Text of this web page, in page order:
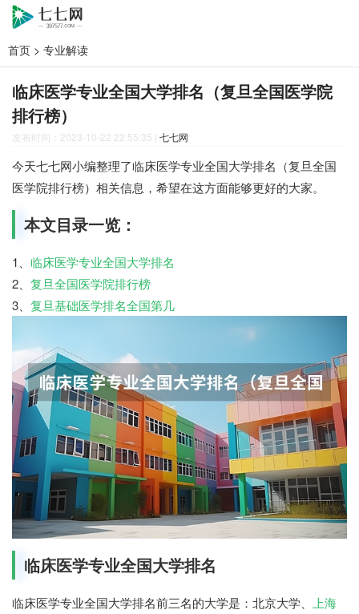
首页 > 专业解读
临床医学专业全国大学排名（复旦全国医学院
排行榜）
发布时间：2023-10-22 22:55:35 | 七七网
今天七七网小编整理了临床医学专业全国大学排名（复旦全国
医学院排行榜）相关信息，希望在这方面能够更好的大家。
本文目录一览：
1、 临床医学专业全国大学排名
2、 复旦全国医学院排行榜
3、 复旦基础医学排名全国第几
临床医学专业全国大学排名
临床医学专业全国大学排名前三名的大学是：北京大学、 上海